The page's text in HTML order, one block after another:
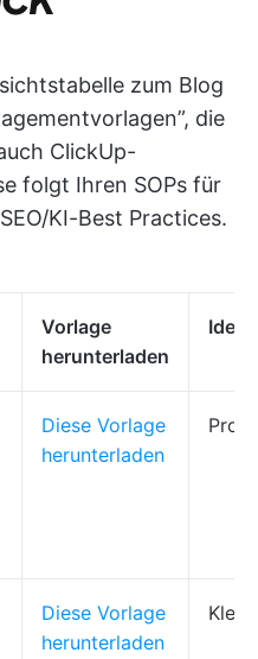
zum Blog
die
ClickUp-
folgt Ihren SOPs für
KI-Best Practices.
Vorlage
herunterladen
Ideal
Diese Vorlage
herunterladen
Diese Vorlage
herunterladen